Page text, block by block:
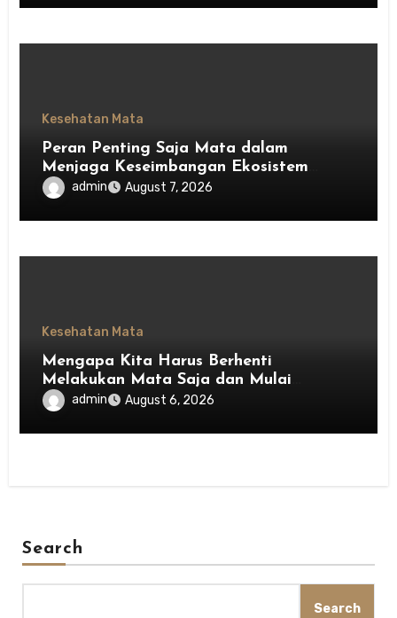
Kesehatan Mata
Peran Penting Saja Mata dalam
Menjaga Keseimbangan Ekosistem
Indonesia
admin August 7, 2026
Kesehatan Mata
Mengapa Kita Harus Berhenti
Melakukan Mata Saja dan Mulai
Menghargai Privasi Orang Lain
admin August 6, 2026
Search
Search